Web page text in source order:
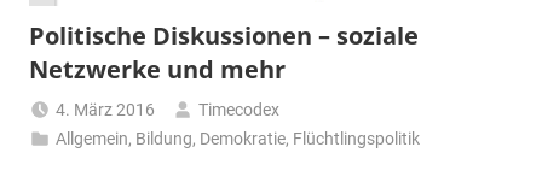
Politische Diskussionen – soziale
Netzwerke und mehr
4. März 2016
Timecodex
Allgemein, Bildung, Demokratie, Flüchtlingspolitik